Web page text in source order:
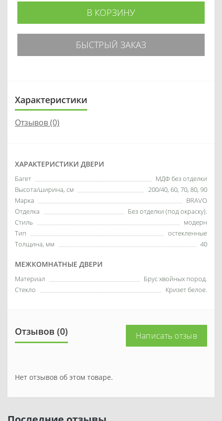
В КОРЗИНУ
БЫСТРЫЙ ЗАКАЗ
Характеристики
Отзывов (0)
ХАРАКТЕРИСТИКИ ДВЕРИ
Багет
МДФ без отделки
Высота/ширина, см
200/40, 60, 70, 80, 90
Марка
BRAVO
Отделка
Без отделки (под окраску).
Стиль
модерн
Тип
остекленные
Толщина, мм
40
МЕЖКОМНАТНЫЕ ДВЕРИ
Материал
Брус хвойных пород.
Стекло
Кризет белое.
Отзывов (0) Написать отзыв
Нет отзывов об этом товаре.